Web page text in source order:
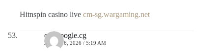
Hitnspin casino live cm-sg.wargaming.net
cse.google.cg
JULIO 16, 2026 / 5:19 AM